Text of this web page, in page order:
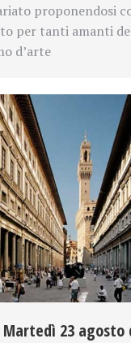
proponendosi
per tanti amanti
d’arte
23 agosto